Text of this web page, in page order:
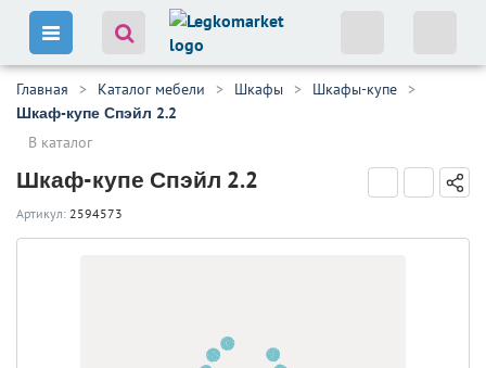
Главная Каталог мебели Шкафы
Шкафы-купе
Шкаф-купе Спэйл 2.2
В каталог
Шкаф-купе Спэйл 2.2
Артикул: 2594573